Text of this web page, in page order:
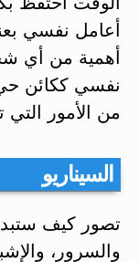
أعامل نفسي
أهمية من أي
نفسي ككائن
من الأمور
السيناريو
تصور كيف
والسرور،